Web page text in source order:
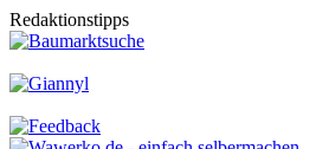
Redaktionstipps